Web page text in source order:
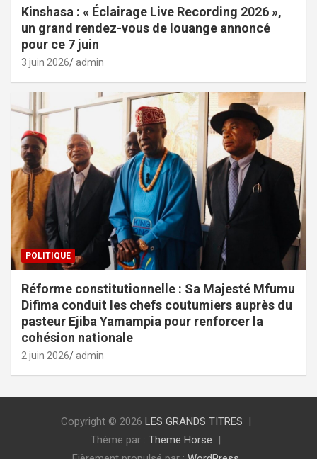
Kinshasa : « Éclairage Live Recording 2026 »,
un grand rendez-vous de louange annoncé
pour ce 7 juin
3 juin 2026 admin
POLITIQUE
Réforme constitutionnelle : Sa Majesté Mfumu
Difima conduit les chefs coutumiers auprès du
pasteur Ejiba Yamampia pour renforcer la
cohésion nationale
2 juin 2026 admin
Copyright © 2026 LES GRANDS TITRES
Thème par : Theme Horse